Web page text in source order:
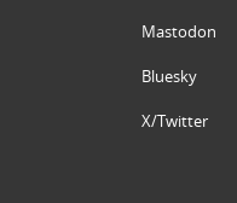
Mastodon
Bluesky
X/Twitter